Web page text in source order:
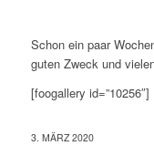
Schon ein paar
guten Zweck und
[foogallery id=”10256″]
3. MÄRZ 2020